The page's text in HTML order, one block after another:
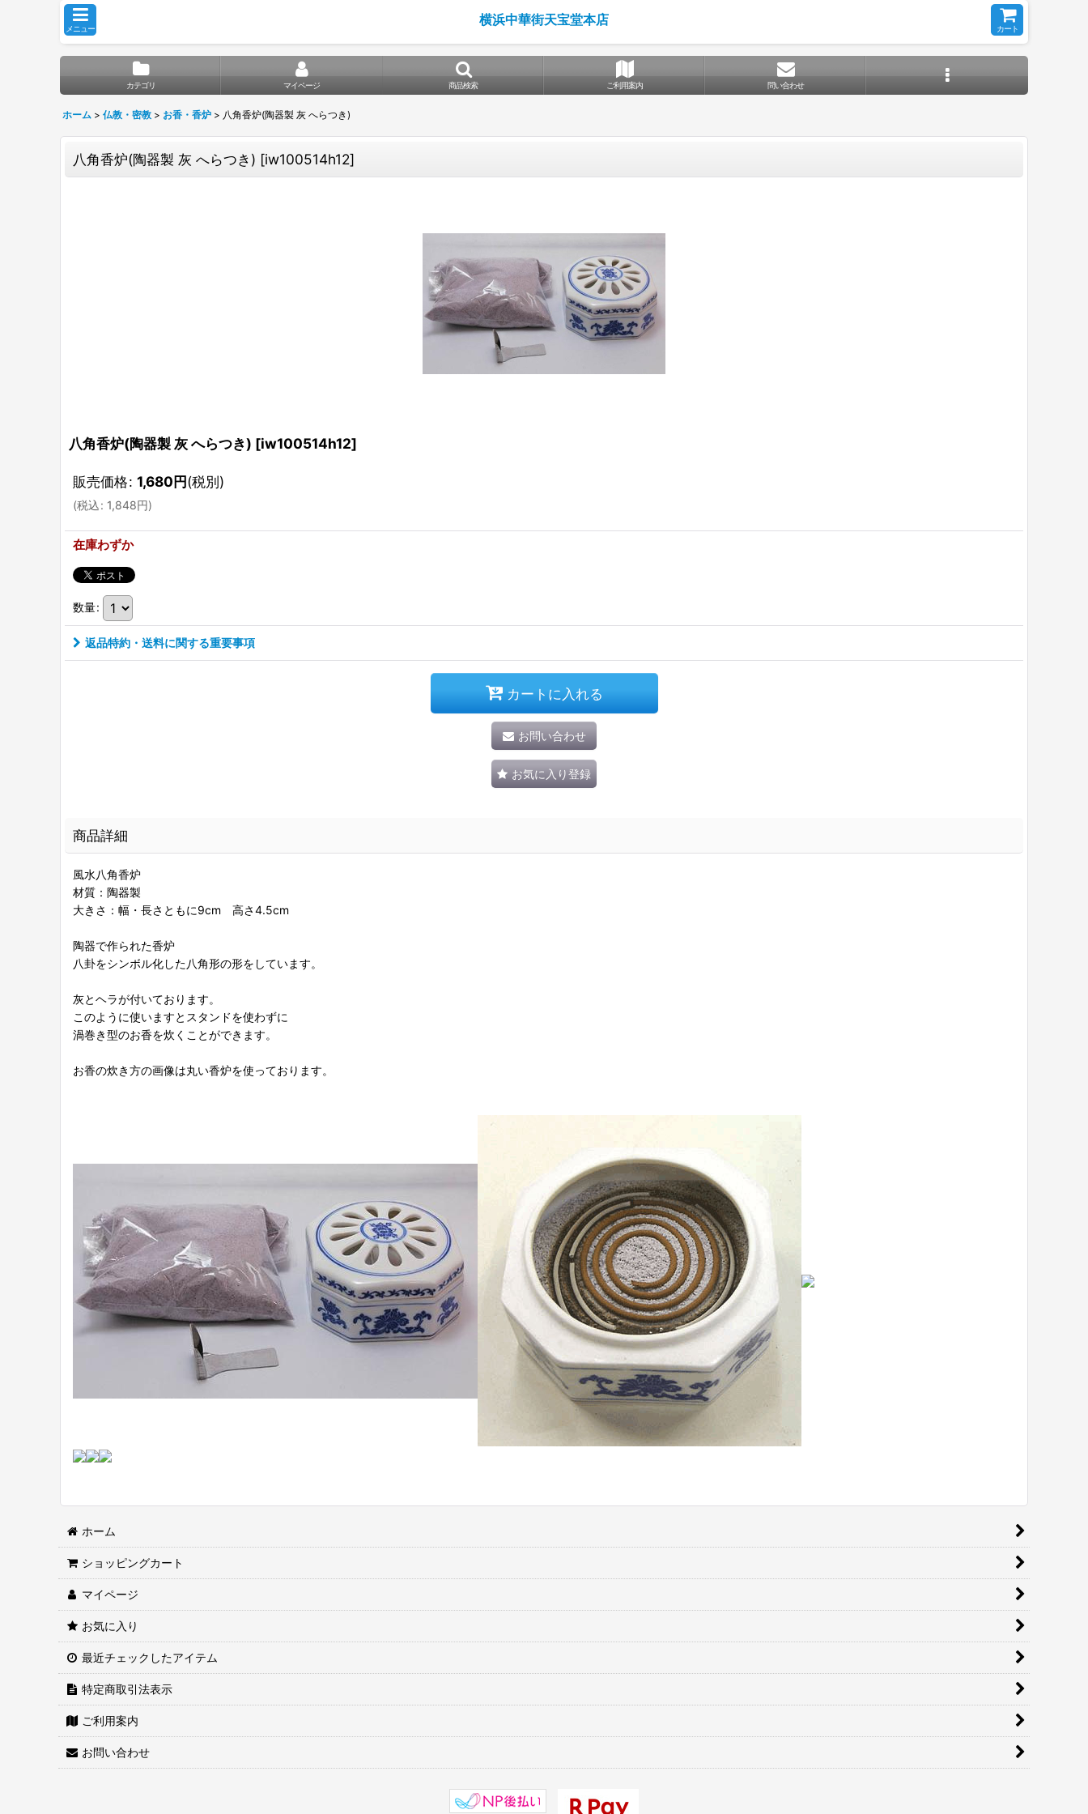
メニュー
横浜中華街天宝堂本店
カート
カテゴリ マイページ 商品検索 ご利用案内 問い合わせ
ホーム > 仏教・密教 > お香・香炉 > 八角香炉(陶器製 灰 へらつき)
八角香炉(陶器製 灰 へらつき) [iw100514h12]
八角香炉(陶器製 灰 へらつき) [iw100514h12]
販売価格: 1,680円(税別)
(税込: 1,848円)
在庫わずか
数量:
返品特約・送料に関する重要事項
カートに入れる
お問い合わせ
お気に入り登録
商品詳細
風水八角香炉
材質：陶器製
大きさ：幅・長さともに9cm 高さ4.5cm
陶器で作られた香炉
八卦をシンボル化した八角形の形をしています。
灰とヘラが付いております。
このように使いますとスタンドを使わずに
渦巻き型のお香を炊くことができます。
お香の炊き方の画像は丸い香炉を使っております。
ホーム
ショッピングカート
マイページ
お気に入り
最近チェックしたアイテム
特定商取引法表示
ご利用案内
お問い合わせ